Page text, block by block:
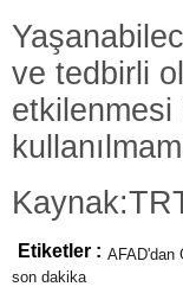
ve tedbirli
etkilenmesi
Etiketler : AFAD'dan
son dakika